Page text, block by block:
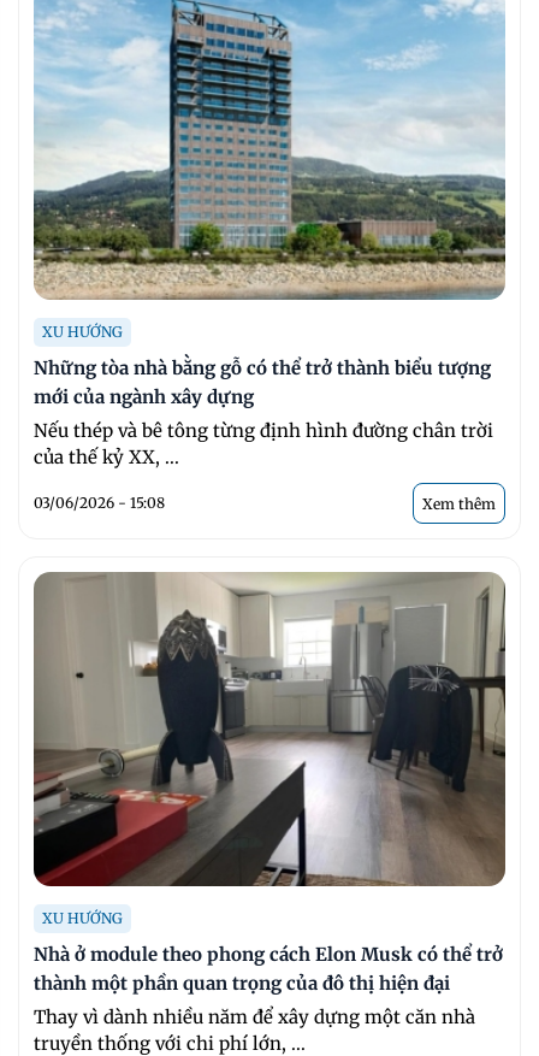
XU HƯỚNG
Những tòa nhà bằng gỗ có thể trở thành biểu tượng
mới của ngành xây dựng
Nếu thép và bê tông từng định hình đường chân trời
của thế kỷ XX, ...
03/06/2026 - 15:08 Xem thêm
XU HƯỚNG
Nhà ở module theo phong cách Elon Musk có thể trở
thành một phần quan trọng của đô thị hiện đại
Thay vì dành nhiều năm để xây dựng một căn nhà
truyền thống với chi phí lớn, ...